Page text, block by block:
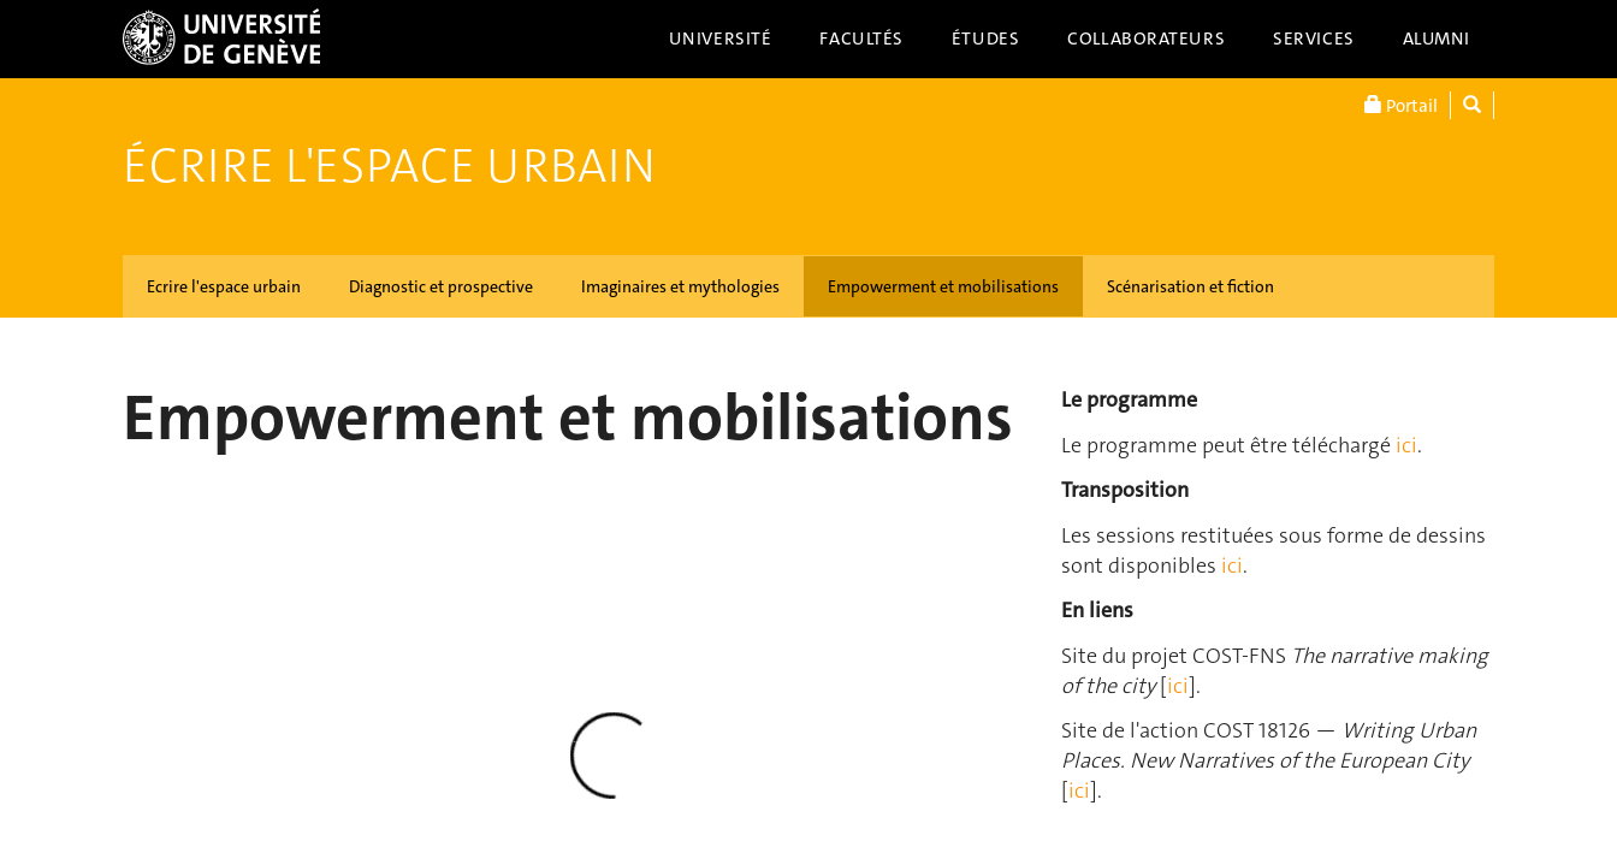
UNIVERSITÉ FACULTÉS ÉTUDES COLLABORATEURS SERVICES ALUMNI
Portail
ÉCRIRE L'ESPACE URBAIN
Ecrire l'espace urbain Diagnostic et prospective Imaginaires et mythologies Empowerment et mobilisations Scénarisation et fiction
Empowerment et mobilisations
Le programme
Le programme peut être téléchargé ici.
Transposition
Les sessions restituées sous forme de dessins
sont disponibles ici.
En liens
Site du projet COST-FNS The narrative making
of the city[ici].
Site de l'action COST 18126 — Writing Urban
Places. New Narratives of the European City
[ici].